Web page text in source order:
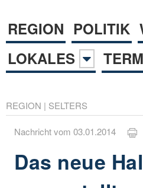
REGION POLITIK
LOKALES
REGION | SELTERS
Nachricht vom 03.01.2014
Das neue